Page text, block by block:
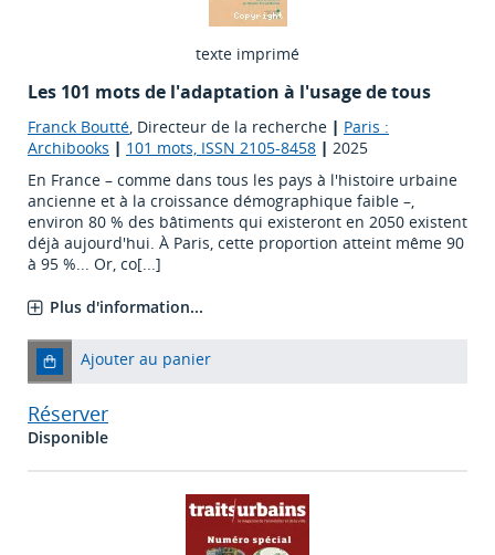
texte imprimé
Les 101 mots de l'adaptation à l'usage de tous
Franck Boutté, Directeur de la recherche | Paris :
Archibooks | 101 mots, ISSN 2105-8458 | 2025
En France – comme dans tous les pays à l'histoire urbaine
ancienne et à la croissance démographique faible –,
environ 80 % des bâtiments qui existeront en 2050 existent
déjà aujourd'hui. À Paris, cette proportion atteint même 90
à 95 %... Or, co[...]
Plus d'information...
Ajouter au panier
Réserver
Disponible